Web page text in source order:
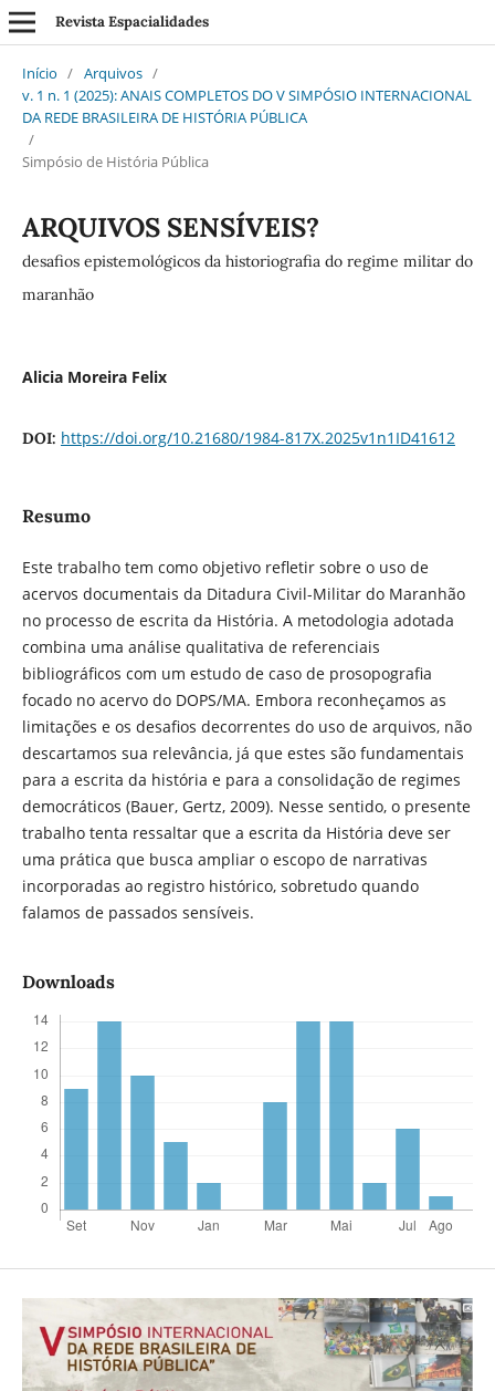
Revista Espacialidades
Início / Arquivos /
v. 1 n. 1 (2025): ANAIS COMPLETOS DO V SIMPÓSIO INTERNACIONAL
DA REDE BRASILEIRA DE HISTÓRIA PÚBLICA
/
Simpósio de História Pública
ARQUIVOS SENSÍVEIS?
desafios epistemológicos da historiografia do regime militar do
maranhão
Alicia Moreira Felix
DOI: https://doi.org/10.21680/1984-817X.2025v1n1ID41612
Resumo
Este trabalho tem como objetivo refletir sobre o uso de
acervos documentais da Ditadura Civil-Militar do Maranhão
no processo de escrita da História. A metodologia adotada
combina uma análise qualitativa de referenciais
bibliográficos com um estudo de caso de prosopografia
focado no acervo do DOPS/MA. Embora reconheçamos as
limitações e os desafios decorrentes do uso de arquivos, não
descartamos sua relevância, já que estes são fundamentais
para a escrita da história e para a consolidação de regimes
democráticos (Bauer, Gertz, 2009). Nesse sentido, o presente
trabalho tenta ressaltar que a escrita da História deve ser
uma prática que busca ampliar o escopo de narrativas
incorporadas ao registro histórico, sobretudo quando
falamos de passados sensíveis.
Downloads